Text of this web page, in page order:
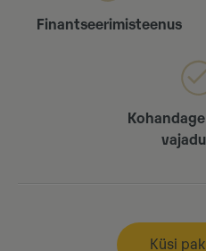
Finantseerimisteenus
Küsi